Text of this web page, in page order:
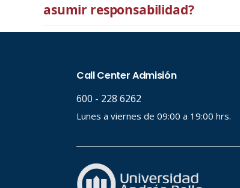
asumir responsabilidad?